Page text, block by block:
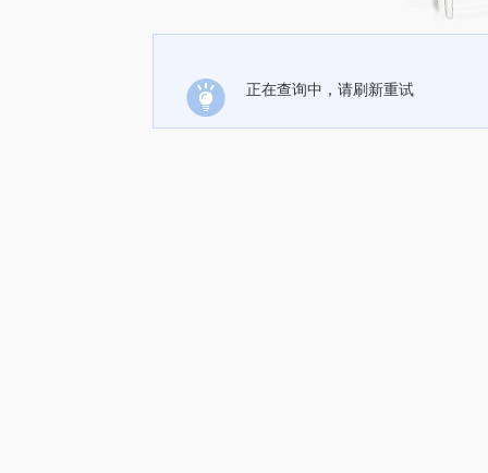
正在查询中，请刷新重试